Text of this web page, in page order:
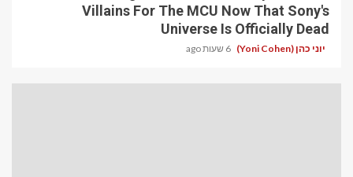
Villains For The MCU Now That Sony's
Universe Is Officially Dead
יוני כהן (Yoni Cohen) 6 שעות ago